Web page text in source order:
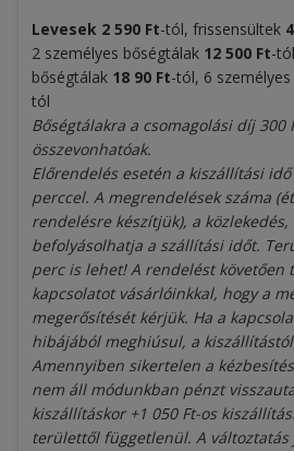
Levesek 2 590 Ft-tól, frissensültek 4
2 személyes bőségtálak 12 500 Ft-
bőségtálak 18 90 Ft-tól, 6
tól
Bőségtálakra a csomagolási díj 300
összevonhatóak.
Előrendelés esetén a kiszállítási
perccel. A megrendelések száma
rendelésre készítjük), a
befolyásolhatja a szállítási időt.
perc is lehet! A rendelést követően
kapcsolatot vásárlóinkkal, hogy a
megerősítését kérjük. Ha a
hibájából meghiúsul, a
Amennyiben sikertelen a
nem áll módunkban pénzt
kiszállításkor +1 050 Ft-os
területtől függetlenül. A